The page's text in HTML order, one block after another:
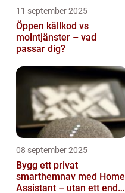
11 september 2025
Öppen källkod vs
molntjänster – vad
passar dig?
08 september 2025
Bygg ett privat
smarthemnav med Home
Assistant – utan ett enda